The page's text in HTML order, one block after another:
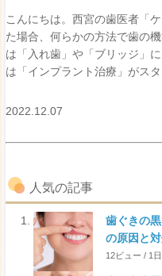
こんにちは。西宮の歯医者「
た場合、何らかの方法で歯の
は「入れ歯」や「ブリッジ」
は「インプラント治療」がス
2022.12.07
人気の記事
歯ぐきの
の原因と
12ビュー / 1日